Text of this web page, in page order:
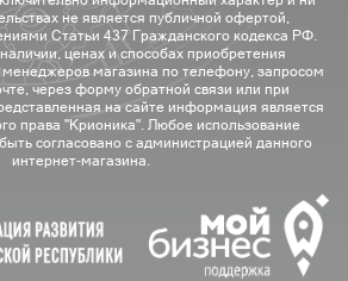
не является публичной офертой,
Статьи 437 Гражданского кодекса РФ.
ценах и способах приобретения
менеджеров магазина по телефону, запросом
через форму обратной связи или при
на сайте информация является
права "Крионика". Любое использование
согласовано с администрацией данного
интернет-магазина.